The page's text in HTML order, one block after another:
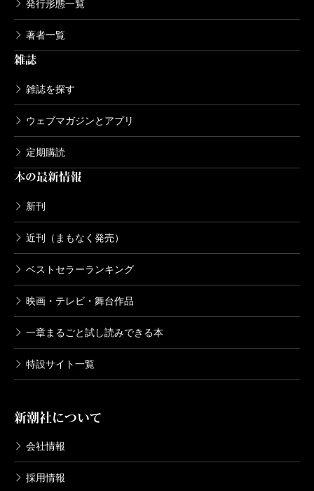
発行形態一覧
著者一覧
雑誌
雑誌を探す
ウェブマガジンとアプリ
定期購読
本の最新情報
新刊
近刊（まもなく発売）
ベストセラーランキング
映画・テレビ・舞台作品
一章まるごと試し読みできる本
特設サイト一覧
新潮社について
会社情報
採用情報